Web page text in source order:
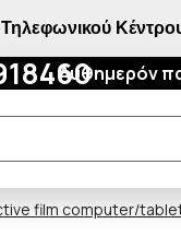
Αυθημερόν
film computer/